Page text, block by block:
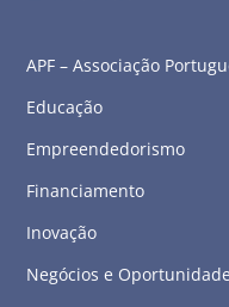
APF – Associação
Educação
Empreendedorismo
Financiamento
Inovação
Negócios e